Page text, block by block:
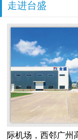
走进台盛
际机场，西邻广州